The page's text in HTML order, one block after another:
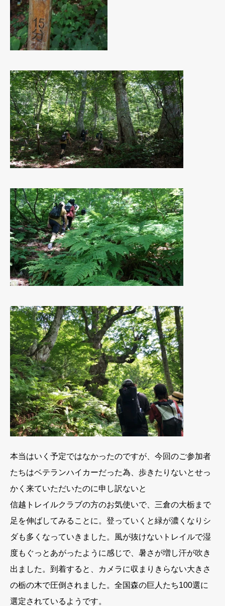
本当はいく予定ではなかったのですが、今回のご参加者
たちはベテランハイカーだった為、歩きたりないとせっ
かく来ていただいたのに申し訳ないと
信越トレイルクラブの方のお気使いで、三倉の大栃まで
足を伸ばしてみることに。登っていくと緑が濃くなりシ
ダも多くなっていきました。風が抜けないトレイルで湿
度もぐっとあがったように感じで、暑さが増し汗が吹き
出ました。到着すると、カメラに収まりきらない大きさ
の栃の木で圧倒されました。全国森の巨人たち100選に
選定されているようです。